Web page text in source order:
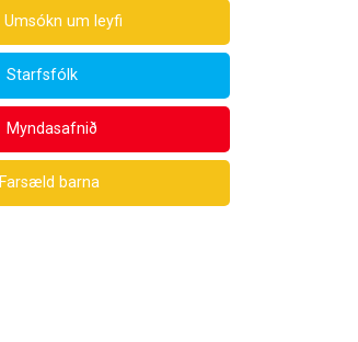
Umsókn um leyfi
Starfsfólk
Myndasafnið
Farsæld barna